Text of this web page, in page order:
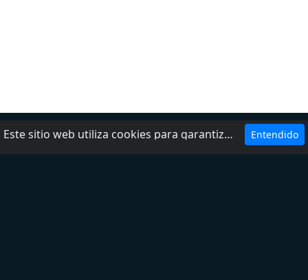
Ayuda
Este sitio web utiliza cookies para garantizar que obtenga la mejor experiencia en nuestro sitio web. Entendido